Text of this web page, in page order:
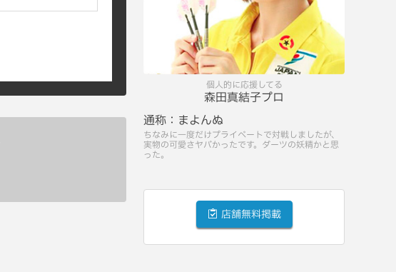
個人的に応援してる
森田真結子プロ
通称： まよんぬ
ちなみに一度だけプライベートで対戦しましたが、
実物の可愛さヤバかったです。ダーツの妖精かと思
った。
店舗無料掲載